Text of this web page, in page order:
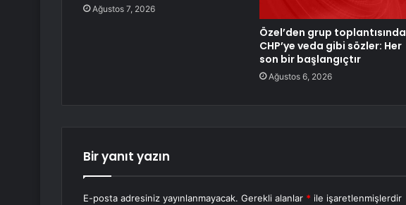
Ağustos 7, 2026
Özel’den grup toplantısında
CHP’ye veda gibi sözler: Her
son bir başlangıçtır
Ağustos 6, 2026
Bir yanıt yazın
E-posta adresiniz yayınlanmayacak. Gerekli alanlar * ile işaretlenmişlerdir